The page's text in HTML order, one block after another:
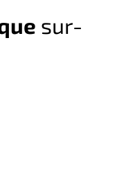
sur-